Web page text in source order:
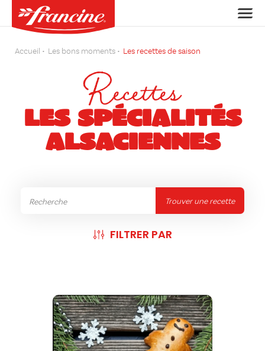
Accueil Les bons moments Les recettes de saison
Recettes
LES SPÉCIALITÉS
ALSACIENNES
Trouver une recette
FILTRER PAR